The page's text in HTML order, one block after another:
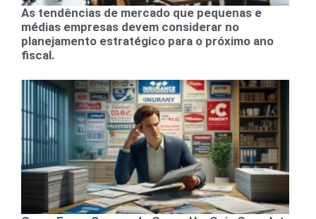
As tendências de mercado que pequenas e
médias empresas devem considerar no
planejamento estratégico para o próximo ano
fiscal.